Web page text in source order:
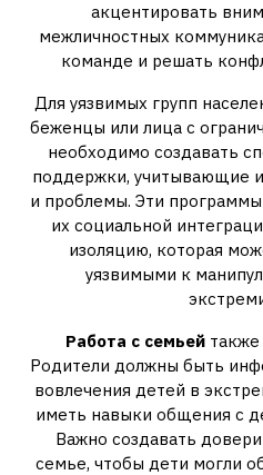
акцентировать
межличностных
команде и решать
Для уязвимых групп
беженцы или лица с
необходимо создавать
поддержки, учитывающие
и проблемы. Эти
их социальной
изоляцию, которая
уязвимыми к
Работа с семьейтакже
Родители должны быть
вовлечения детей в
иметь навыки общения с
Важно создавать
семье, чтобы дети могли